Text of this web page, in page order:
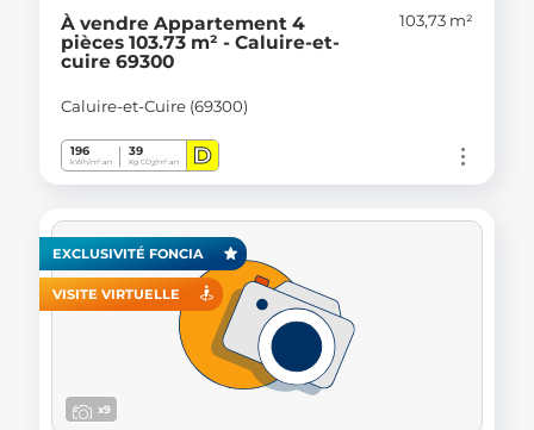
À vendre Appartement 4
pièces 103.73 m² - Caluire-et-
cuire 69300
103,73 m²
Caluire-et-Cuire (69300)
196
kWh/m².an
39
Kg CO2/m².an D
EXCLUSIVITÉ FONCIA
VISITE VIRTUELLE
x9